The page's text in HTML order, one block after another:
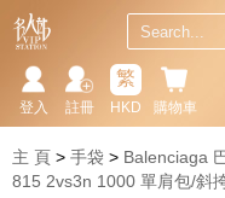
購物車
繁
HKD
註冊
登入
主 頁 手袋 Balenciaga
815 2vs3n 1000 單肩包/斜